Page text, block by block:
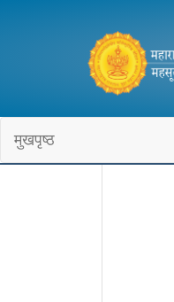
मुखपृष्ठ